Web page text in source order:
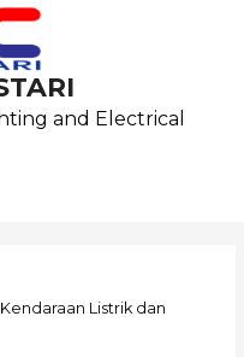
and Electrical
Listrik dan